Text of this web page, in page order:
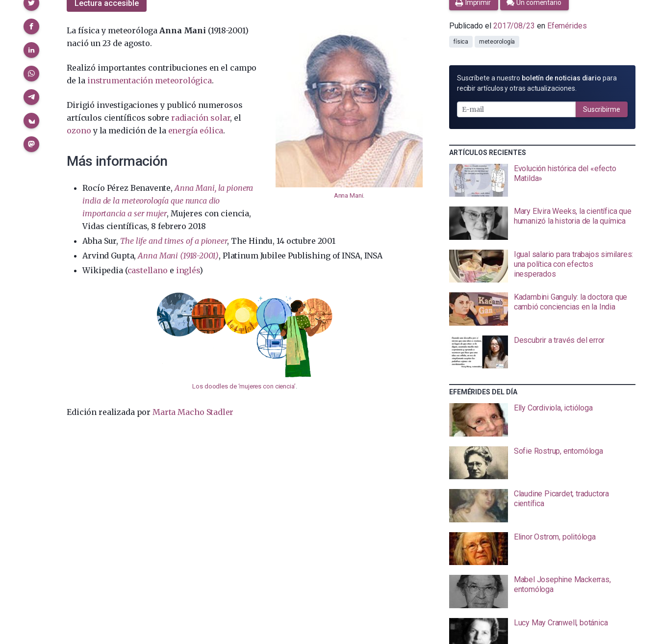
Lectura accesible
Anna Mani.
La física y meteoróloga Anna Mani (1918-2001)
nació un 23 de agosto.
Realizó importantes contribuciones en el campo
de la instrumentación meteorológica.
Dirigió investigaciones y publicó numerosos
artículos científicos sobre radiación solar, el
ozono y la medición de la energía eólica.
Más información
Rocío Pérez Benavente, Anna Mani, la pionera
india de la meteorología que nunca dio
importancia a ser mujer, Mujeres con ciencia,
Vidas científicas, 8 febrero 2018
Abha Sur, The life and times of a pioneer, The Hindu, 14 octubre 2001
Arvind Gupta,Anna Mani (1918-2001), Platinum Jubilee Publishing of INSA, INSA
Wikipedia (castellano e inglés)
Los doodles de ‘mujeres con ciencia’.
Edición realizada porMarta Macho Stadler
Imprimir Un comentario
Publicado el 2017/08/23 en Efemérides
física meteorología
SUSCRÍBETE
POR
MAIL
Suscríbete a nuestro boletín de noticias diario para
recibir artículos y otras actualizaciones.
Suscribirme
ARTÍCULOS RECIENTES
Evolución histórica del «efecto
Matilda»
Mary Elvira Weeks, la científica que
humanizó la historia de la química
Igual salario para trabajos similares:
una política con efectos
inesperados
Kadambini Ganguly: la doctora que
cambió conciencias en la India
Descubrir a través del error
EFEMÉRIDES DEL DÍA
Elly Cordiviola, ictióloga
Sofie Rostrup, entomóloga
Claudine Picardet, traductora
científica
Elinor Ostrom, politóloga
Mabel Josephine Mackerras,
entomóloga
Lucy May Cranwell, botánica